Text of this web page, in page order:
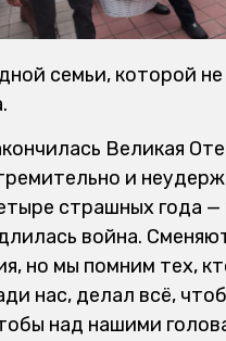
семьи, которой не
Великая
и
страшных года —
война.
но мы помним тех,
нас, делал всё,
над нашими